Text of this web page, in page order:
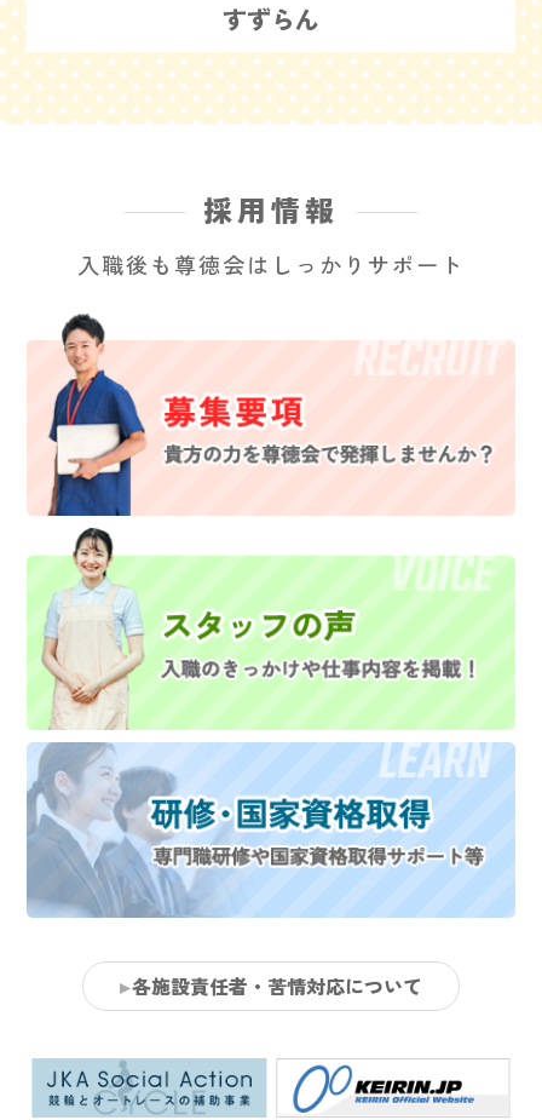
すずらん
採用情報
入職後も尊徳会はしっかりサポート
各施設責任者・苦情対応について